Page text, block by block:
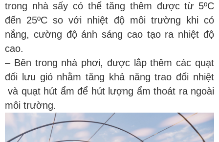
trong nhà sấy có thể tăng thêm được từ 5ºC
đến 25ºC so với nhiệt độ môi trường khi có
nắng, cường độ ánh sáng cao tạo ra nhiệt độ
cao.
– Bên trong nhà phơi, được lắp thêm các quạt
đối lưu gió nhằm tăng khả năng trao đổi nhiệt
và quạt hút ẩm để hút lượng ẩm thoát ra ngoài
môi trường.